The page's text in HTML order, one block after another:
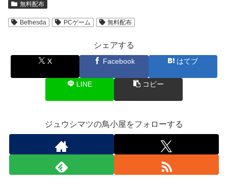
無料配布
Bethesda PCゲーム 無料配布
シェアする
X Facebook はてブ
LINE コピー
ジュウシマツの鳥小屋をフォローする